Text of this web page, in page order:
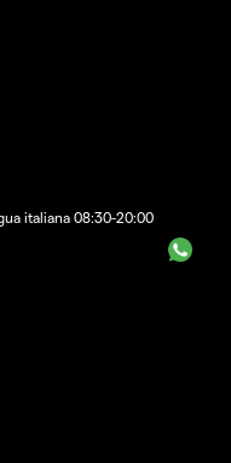
italiana 08:30-20:00